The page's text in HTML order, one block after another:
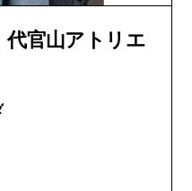
代官山アトリエ